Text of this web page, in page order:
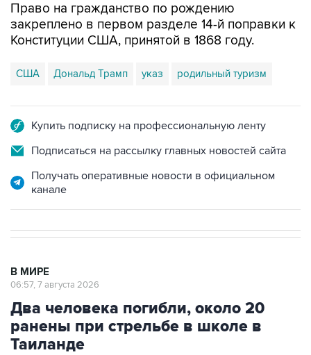
Право на гражданство по рождению
закреплено в первом разделе 14-й поправки к
Конституции США, принятой в 1868 году.
США Дональд Трамп указ родильный туризм
Купить подписку на профессиональную ленту
Подписаться на рассылку главных новостей сайта
Получать оперативные новости в официальном
канале
В МИРЕ
06:57, 7 августа 2026
Два человека погибли, около 20
ранены при стрельбе в школе в
Таиланде